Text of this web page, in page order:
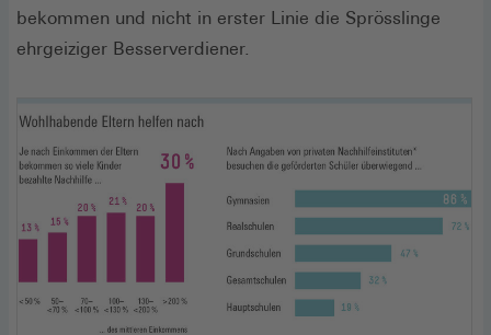
bekommen und nicht in erster Linie die Sprösslinge
ehrgeiziger Besserverdiener.